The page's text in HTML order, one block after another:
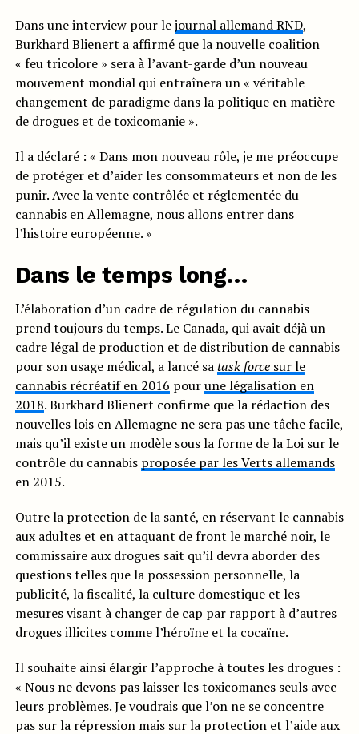
Dans une interview pour lejournal allemand RND,
Burkhard Blienert a affirmé que la nouvelle coalition
« feu tricolore » sera à l’avant-garde d’un nouveau
mouvement mondial qui entraînera un « véritable
changement de paradigme dans la politique en matière
de drogues et de toxicomanie ».
Il a déclaré : « Dans mon nouveau rôle, je me préoccupe
de protéger et d’aider les consommateurs et non de les
punir. Avec la vente contrôlée et réglementée du
cannabis en Allemagne, nous allons entrer dans
l’histoire européenne. »
Dans le temps long…
L’élaboration d’un cadre de régulation du cannabis
prend toujours du temps. Le Canada, qui avait déjà un
cadre légal de production et de distribution de cannabis
pour son usage médical, a lancé satask forcesur le
cannabis récréatif en 2016 pourune légalisation en
2018. Burkhard Blienert confirme que la rédaction des
nouvelles lois en Allemagne ne sera pas une tâche facile,
mais qu’il existe un modèle sous la forme de la Loi sur le
contrôle du cannabis proposée par les Verts allemands
en 2015.
Outre la protection de la santé, en réservant le cannabis
aux adultes et en attaquant de front le marché noir, le
commissaire aux drogues sait qu’il devra aborder des
questions telles que la possession personnelle, la
publicité, la fiscalité, la culture domestique et les
mesures visant à changer de cap par rapport à d’autres
drogues illicites comme l’héroïne et la cocaïne.
Il souhaite ainsi élargir l’approche à toutes les drogues :
« Nous ne devons pas laisser les toxicomanes seuls avec
leurs problèmes. Je voudrais que l’on ne se concentre
pas sur la répression mais sur la protection et l’aide aux